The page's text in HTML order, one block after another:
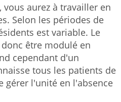
aurez à travailler en
Selon les périodes de
est variable. Le
être modulé en
cependant d'un
tous les patients de
gérer l'unité en l'absence